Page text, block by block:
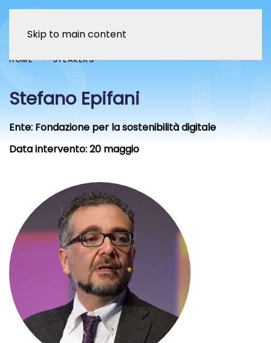
Skip to main content
HOME SPEAKERS
Stefano Epifani
Ente: Fondazione per la sostenibilità digitale
Data intervento:20 maggio